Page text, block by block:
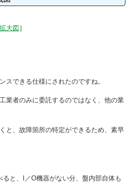
拡大図 ］
できる仕様にされたのですね。
業者のみに委託するのではなく、他の業
と、故障箇所の特定ができるため、素早
ると、I／O機器がない分、盤内部自体も